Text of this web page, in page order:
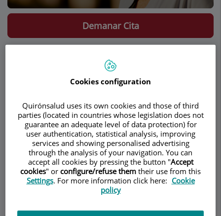
Demanar Cita
Descripció
Dra. Leila Catherine Onbargiés una ginecòloga
nord-americana establerta a Barcelona que es va
llicenciar en medicina a la Feinberg School of
Medicine (Northwestern University) abans de
realitzar la seva residència en obstetrícia i
Cookies configuration
Quirónsalud uses its own cookies and those of third
parties (located in countries whose legislation does not
guarantee an adequate level of data protection) for
user authentication, statistical analysis, improving
services and showing personalised advertising
through the analysis of your navigation. You can
accept all cookies by pressing the button "Accept
cookies" or configure/refuse them their use from this
Settings. For more information click here: Cookie
policy